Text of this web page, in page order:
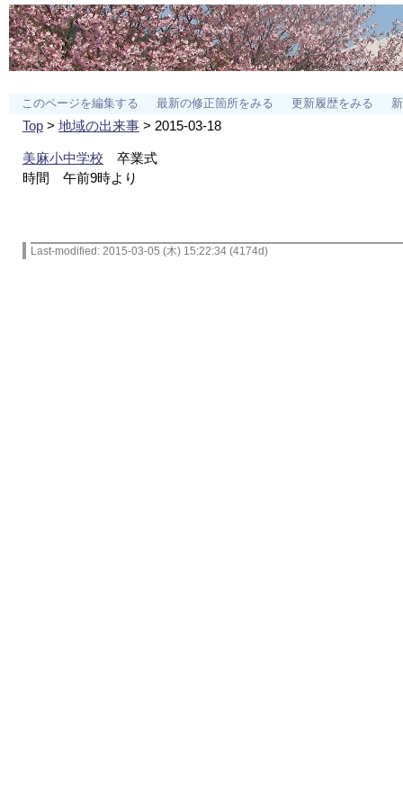
このページを編集する 最新の修正箇所をみる 更新履歴をみる
Top> 地域の出来事> 2015-03-18
美麻小中学校 卒業式
時間 午前9時より
Last-modified: 2015-03-05 (木) 15:22:34 (4174d)